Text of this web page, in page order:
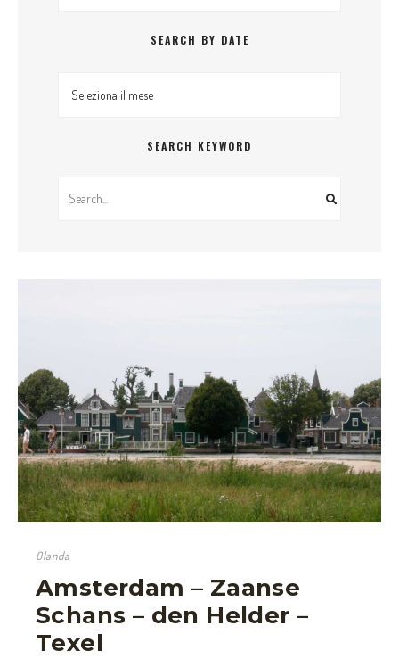
SEARCH BY DATE
Search By Date
SEARCH KEYWORD
Olanda
Amsterdam – Zaanse
Schans – den Helder –
Texel